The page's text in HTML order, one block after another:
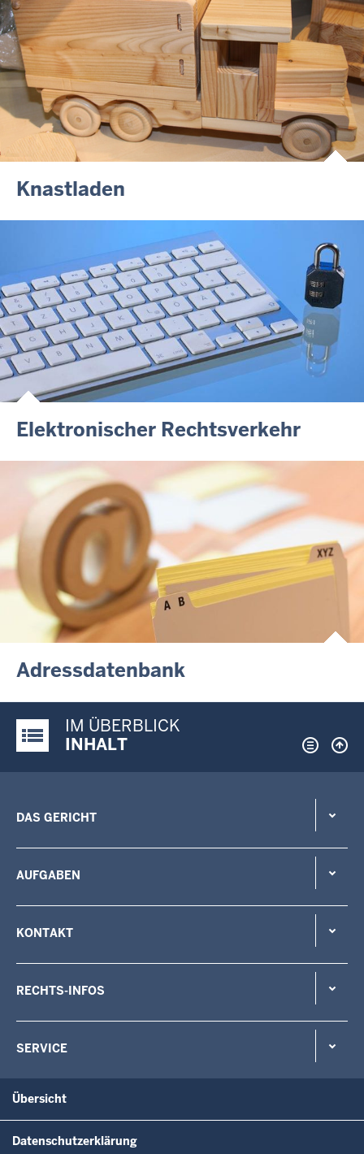
Knastladen
Elektronischer Rechtsverkehr
Adressdatenbank
Justiz-Portal im Überblick:
IM ÜBERBLICK
INHALT
DAS GERICHT
AUFGABEN
KONTAKT
RECHTS-INFOS
SERVICE
Übersicht
Datenschutzerklärung